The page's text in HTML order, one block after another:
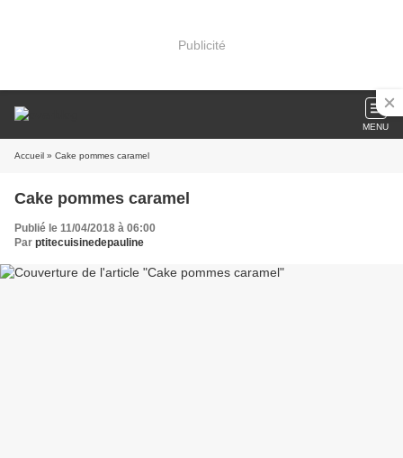
Publicité
MENU
Accueil » Cake pommes caramel
Cake pommes caramel
Publié le 11/04/2018 à 06:00
Par ptitecuisinedepauline